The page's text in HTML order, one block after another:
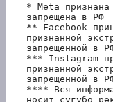
* Meta признана
запрещена в РФ
** Facebook
признанной
запрещенной в
*** Instagram
признанной
запрещенной в
**** Вся
носит сугубо